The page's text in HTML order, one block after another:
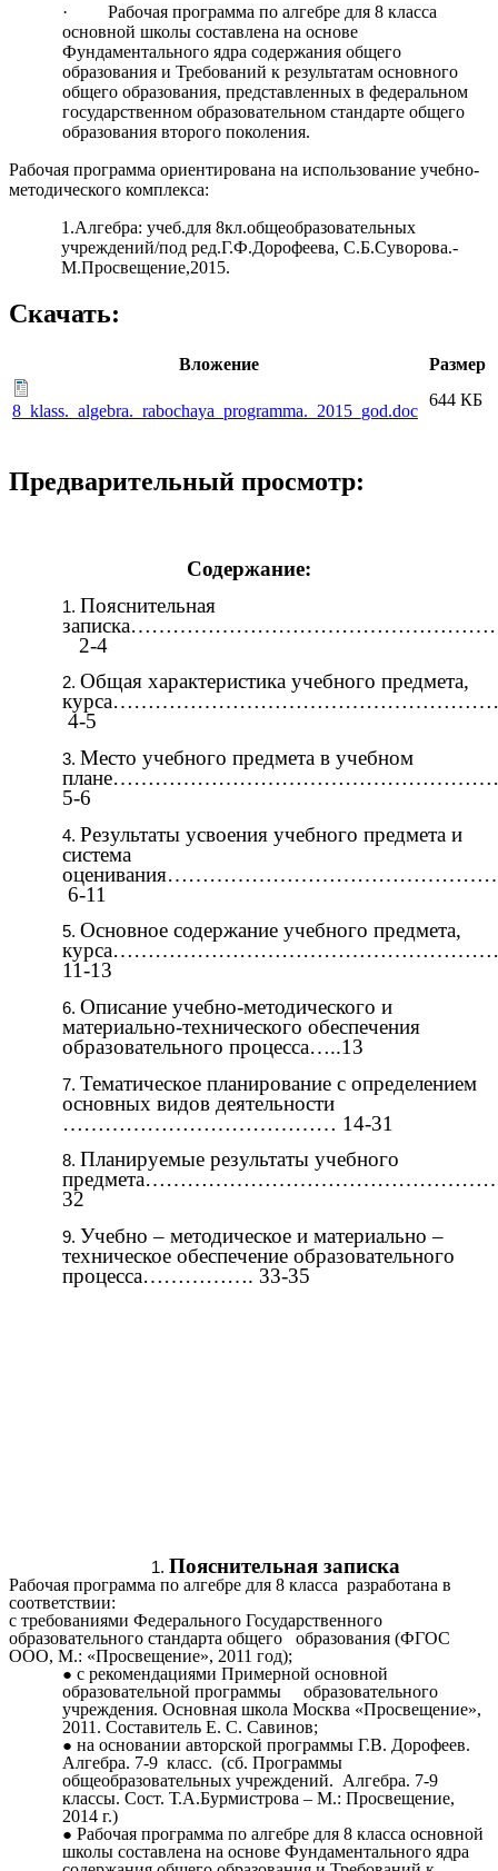
· Рабочая программа по алгебре для 8 класса
основной школы составлена на основе
Фундаментального ядра содержания общего
образования и Требований к результатам основного
общего образования, представленных в федеральном
государственном образовательном стандарте общего
образования второго поколения.
Рабочая программа ориентирована на использование учебно-
методического комплекса:
1.Алгебра: учеб.для 8кл.общеобразовательных
учреждений/под ред.Г.Ф.Дорофеева, С.Б.Суворова.-
М.Просвещение,2015.
Скачать:
Вложение Размер
8_klass._algebra._rabochaya_programma._2015_god.doc
644 КБ
Предварительный просмотр:
Содержание:
Пояснительная
2-4
Общая характеристика учебного предмета,
4-5
Место учебного предмета в учебном
5-6
Результаты усвоения учебного предмета и
система
6-11
Основное содержание учебного предмета,
11-13
Описание учебно-методического и
материально-технического обеспечения
образовательного процесса…..13
Тематическое планирование с определением
основных видов деятельности
………………………………… 14-31
Планируемые результаты учебного
32
Учебно – методическое и материально –
техническое обеспечение образовательного
процесса……………. 33-35
Пояснительная записка
Рабочая программа по алгебре для 8 класса разработана в
соответствии:
с требованиями Федерального Государственного
образовательного стандарта общего образования (ФГОС
ООО, М.: «Просвещение», 2011 год);
с рекомендациями Примерной основной
образовательной программы образовательного
учреждения. Основная школа Москва «Просвещение»,
2011. Составитель Е. С. Савинов;
на основании авторской программы Г.В. Дорофеев.
Алгебра. 7-9 класс. (сб. Программы
общеобразовательных учреждений. Алгебра. 7-9
классы. Сост. Т.А.Бурмистрова – М.: Просвещение,
2014 г.)
Рабочая программа по алгебре для 8 класса основной
школы составлена на основе Фундаментального ядра